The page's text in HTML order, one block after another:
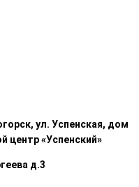
ул. Успенская, дом
центр «Успенский»
д.3